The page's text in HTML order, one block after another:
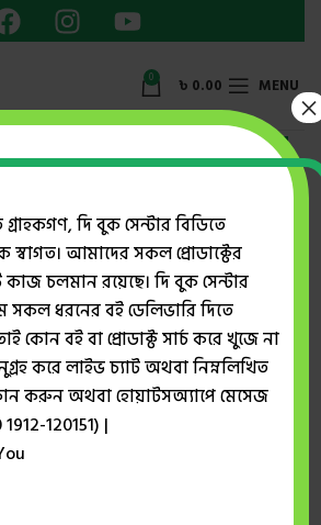
0 ৳ 0.00 MENU
গ্রাহকগণ, দি বুক সেন্টার বিডিতে
আমাদের সকল প্রোডাক্টের
চলমান রয়েছে। দি বুক সেন্টার
সকল ধরনের বই ডেলিভারি দিতে
কোন বই বা প্রোডাক্ট সার্চ করে খুজে না
করে লাইভ চ্যাট অথবা নিম্নলিখিত
করুন অথবা হোয়াটসঅ্যাপে মেসেজ
120151) |
×